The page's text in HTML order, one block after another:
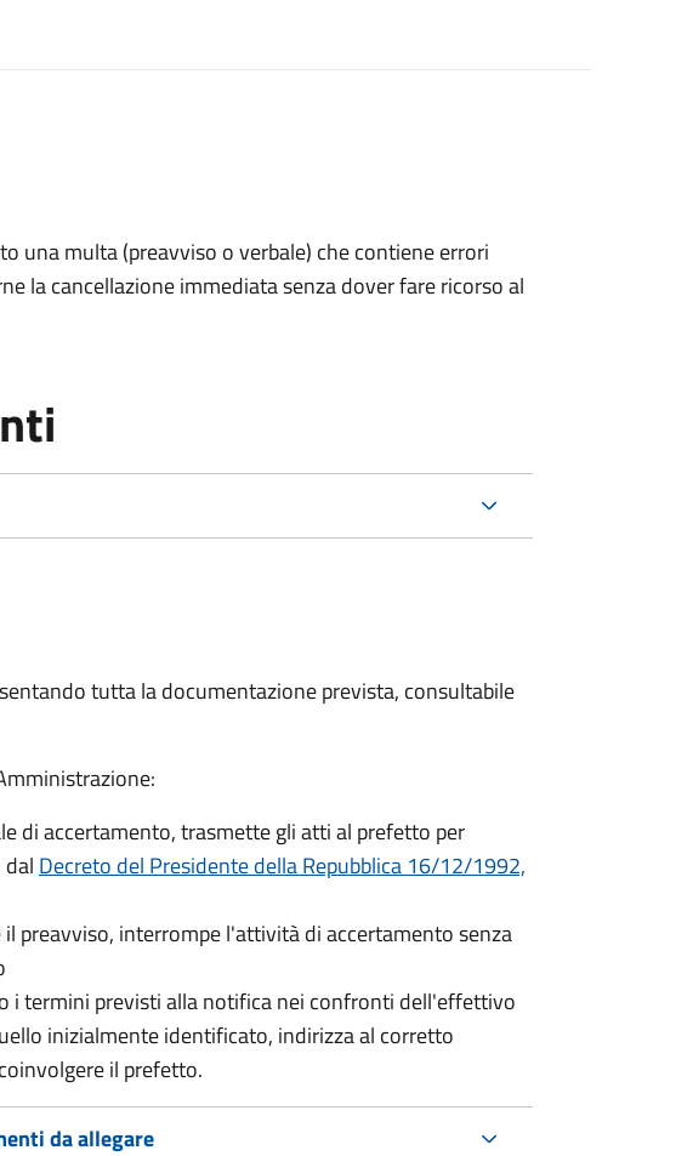
una multa (preavviso o verbale) che contiene errori
la cancellazione immediata senza dover fare ricorso al
tutta la documentazione prevista, consultabile
di accertamento, trasmette gli atti al prefetto per
Decreto del Presidente della Repubblica 16/12/1992,
preavviso, interrompe l'attività di accertamento senza
i termini previsti alla notifica nei confronti dell'effettivo
inizialmente identificato, indirizza al corretto
il prefetto.
da allegare